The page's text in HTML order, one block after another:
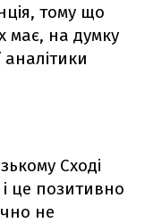
тому що
має, на думку
Сході
і це позитивно
не